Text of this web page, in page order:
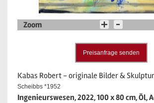
Zoom
Preisanfrage senden
Kabas Robert - originale Bilder &
Scheibbs *1952
Ingenieurswesen, 2022, 100 x 80 cm, Öl,